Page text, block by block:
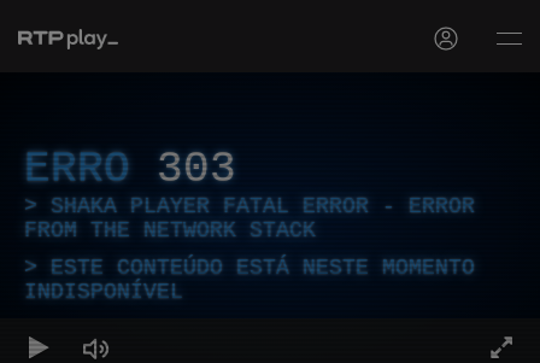
ERRO 303
SHAKA PLAYER FATAL ERROR - ERROR
FROM THE NETWORK STACK
ESTE CONTEÚDO ESTÁ NESTE MOMENTO
INDISPONÍVEL